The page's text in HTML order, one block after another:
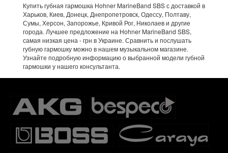
Купить губная гармошка Hohner MarineBand SBS с доставкой в
Харьков, Киев, Донецк, Днепропетровск, Одессу, Полтаву,
Сумы, Херсон, Запорожье, Кривой Рог, Николаев и другие
города. Лучшее предложение на Hohner MarineBand SBS,
самая низкая цена - грн в Украине. Сравнить и послушать
губную гармошку можно в нашем музыкальном магазине.
Узнайте подробную информацию о выбранной модели губной
гармошки у нашего консультанта.